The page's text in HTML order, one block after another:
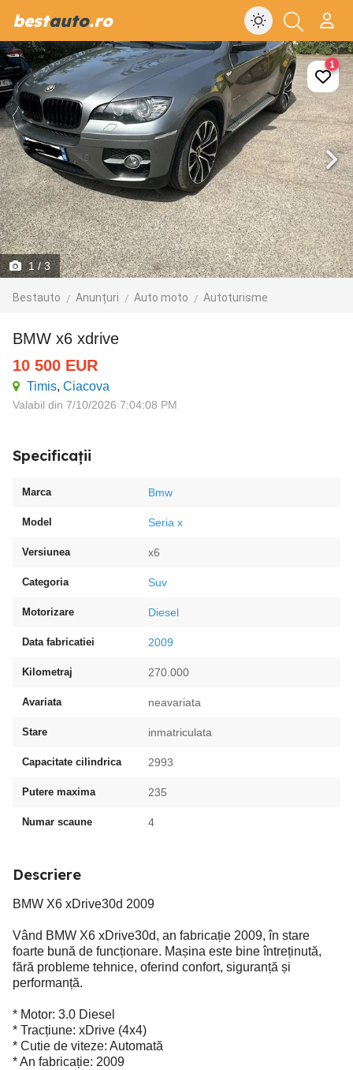
bestauto.ro
1/ 3
Bestauto Anunțuri Auto moto Autoturisme
1
BMW x6 xdrive
10 500 EUR
Timis, Ciacova
Valabil din 7/10/2026 7:04:08 PM
Specificații
Marca Bmw
Model Seria x
Versiunea x6
Categoria Suv
Motorizare Diesel
Data fabricatiei 2009
Kilometraj 270.000
Avariata neavariata
Stare inmatriculata
Capacitate cilindrica 2993
Putere maxima 235
Numar scaune 4
Descriere
BMW X6 xDrive30d 2009
Vând BMW X6 xDrive30d, an fabricație 2009, în stare
foarte bună de funcționare. Mașina este bine întreținută,
fără probleme tehnice, oferind confort, siguranță și
performanță.
* Motor: 3.0 Diesel
* Tracțiune: xDrive (4x4)
* Cutie de viteze: Automată
* An fabricație: 2009